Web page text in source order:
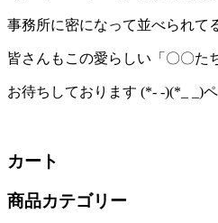
事務所に密になって並べられて
皆さんもこの愛らしい「〇〇た
お待ちしております (*- -)(*_ _)ペ
カート
商品カテゴリー